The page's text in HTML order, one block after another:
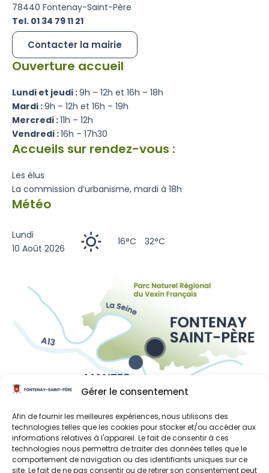
Gérer le consentement
Afin de fournir les meilleures expériences, nous utilisons des
technologies telles que les cookies pour stocker et/ou accéder aux
informations relatives à l'appareil. Le fait de consentir à ces
technologies nous permettra de traiter des données telles que le
comportement de navigation ou des identifiants uniques sur ce
site. Le fait de ne pas consentir ou de retirer son consentement peut
78440 Fontenay-Saint-Père
Tel. 01 34 79 11 21
Contacter la mairie
Ouverture accueil
Lundi et jeudi :9h – 12h et 16h – 18h
Mardi :9h – 12h et 16h – 19h
Mercredi :11h – 12h
Vendredi :16h – 17h30
Accueils sur rendez-vous :
Les élus
La commission d’urbanisme, mardi à 18h
Météo
Lundi
10 Août 2026
16°C 32°C
Région Île-de-France
Département des Yvelines
Grand Paris Seine et Oise